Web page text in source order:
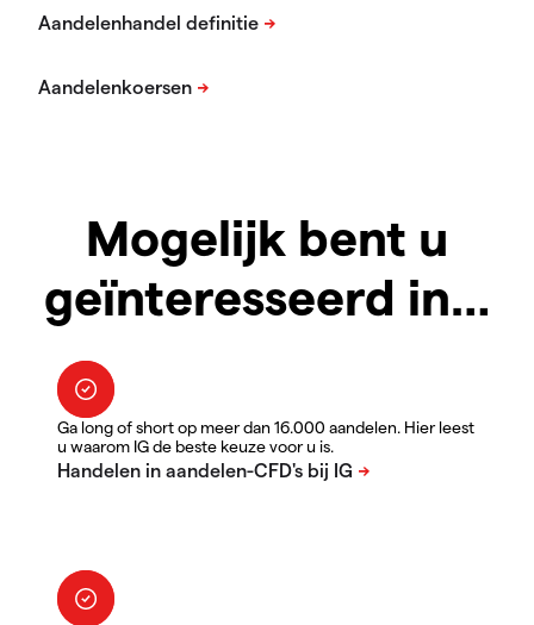
Mogelijk bent u
geïnteresseerd in…
Ga long of short op meer dan 16.000 aandelen. Hier leest
u waarom IG de beste keuze voor u is.